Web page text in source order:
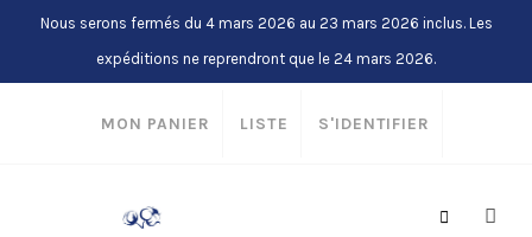
Nous serons fermés du 4 mars 2026 au 23 mars 2026 inclus. Les
expéditions ne reprendront que le 24 mars 2026.
MON PANIER LISTE S'IDENTIFIER